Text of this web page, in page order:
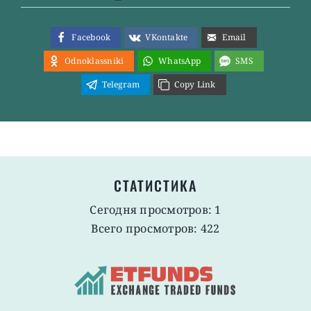
Facebook VKontakte
Email
Odnoklassniki
WhatsApp
SMS
Telegram
Copy Link
СТАТИСТИКА
Сегодня просмотров: 1
Всего просмотров: 422